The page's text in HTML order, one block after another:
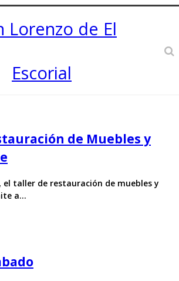
de Muebles y
el taller de restauración de muebles y
a…